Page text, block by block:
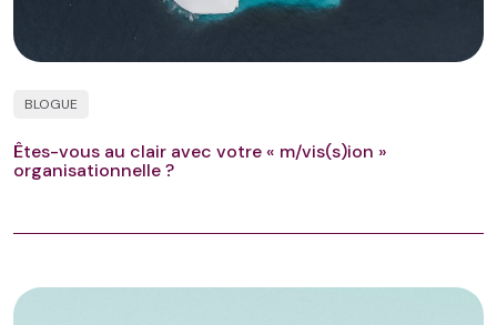
BLOGUE
Êtes-vous au clair avec votre « m/vis(s)ion »
organisationnelle ?